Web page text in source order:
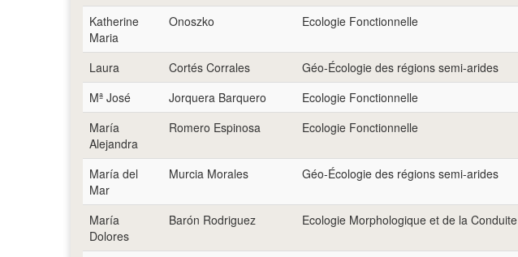
Katherine
Maria
Onoszko Ecologie Fonctionnelle
Laura Cortés Corrales Géo-Écologie des régions semi-arides
Mª José
Jorquera Barquero Ecologie Fonctionnelle
María
Alejandra
Romero Espinosa Ecologie Fonctionnelle
María del
Mar
Murcia Morales Géo-Écologie des régions semi-arides
María
Dolores
Barón Rodriguez Ecologie Morphologique et de la Conduite